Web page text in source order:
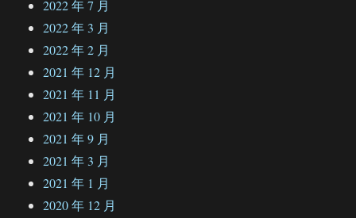
2022 年 7 月
2022 年 3 月
2022 年 2 月
2021 年 12 月
2021 年 11 月
2021 年 10 月
2021 年 9 月
2021 年 3 月
2021 年 1 月
2020 年 12 月